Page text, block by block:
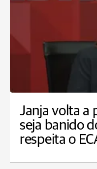
Janja volta a
seja banido
respeita o